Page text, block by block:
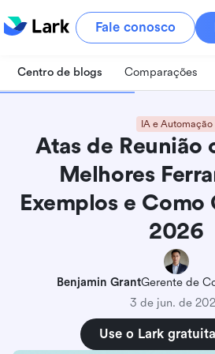
Fale conosco
Centro de blogs Comparações
IA e Automação
Atas de Reunião
Melhores
Exemplos e Como
2026
Benjamin GrantGerente de
3 de jun. de
Use o Lark